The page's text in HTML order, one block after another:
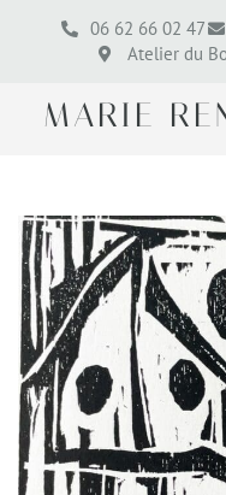
06 62 66 02 47
Atelier du
MARIE